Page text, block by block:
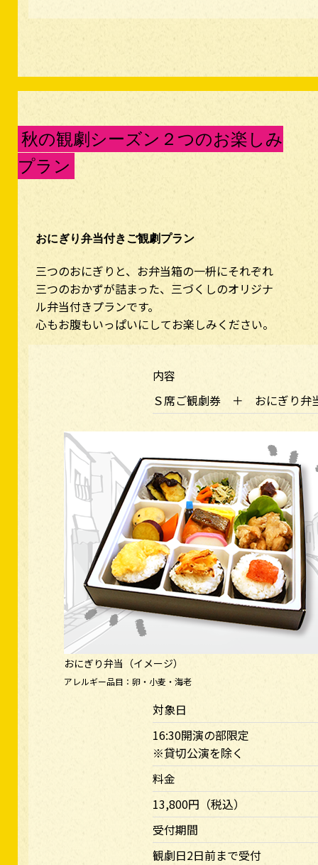
秋の観劇シーズン２つのお楽しみ
プラン
おにぎり弁当付きご観劇プラン
三つのおにぎりと、お弁当箱の一枡にそれぞれ
三つのおかずが詰まった、三づくしのオリジナ
ル弁当付きプランです。
心もお腹もいっぱいにしてお楽しみください。
内容
Ｓ席ご観劇券 ＋ おにぎり弁
おにぎり弁当（イメージ）
アレルギー品目：卵・小麦・海老
対象日
16:30開演の部限定
※貸切公演を除く
料金
13,800円（税込）
受付期間
観劇日2日前まで受付